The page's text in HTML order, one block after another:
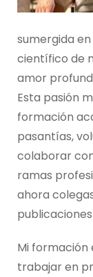
sumergida
científico de
amor
Esta pasión
formación
pasantías,
colaborar
ramas
ahora
Mi formación
trabajar en